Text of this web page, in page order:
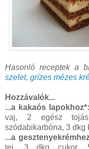
Hasonló receptek a
szelet, grízes mézes
Hozzávalók...
...a kakaós lapokhoz*:
vaj, 2 egész
szódabikarbóna, 3 dkg
...a
tej, 3 dkg cukor,